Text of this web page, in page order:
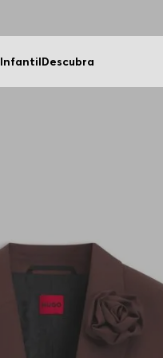
InfantilDescubra